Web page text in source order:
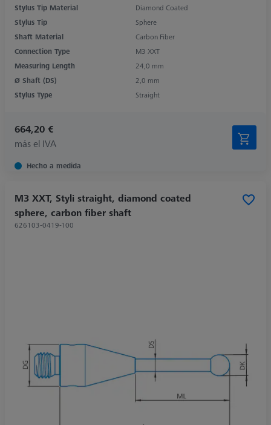
Stylus Tip Material
Diamond Coated
Stylus Tip
Sphere
Shaft Material
Carbon Fiber
Connection Type
M3 XXT
Measuring Length
24,0 mm
Ø Shaft (DS)
2,0 mm
Stylus Type
Straight
664,20 €
más el IVA
Hecho a medida
M3 XXT, Styli straight, diamond coated
sphere, carbon fiber shaft
626103-0419-100